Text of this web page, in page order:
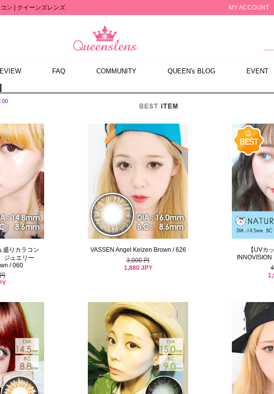
ン | クイーンズレンズ MY ACCOUNT
FAQ COMMUNITY QUEEN's BLOG EVENT
りカラコン
ジュエリー
/ 060
VASSEN Angel Keizen Brown / 626
3,000 円
1,880 JPY
【UVカ